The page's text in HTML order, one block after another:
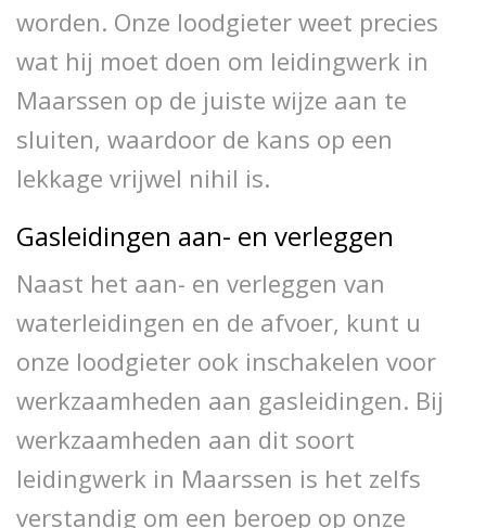
worden. Onze loodgieter weet precies
wat hij moet doen om leidingwerk in
Maarssen op de juiste wijze aan te
sluiten, waardoor de kans op een
lekkage vrijwel nihil is.
Gasleidingen aan- en verleggen
Naast het aan- en verleggen van
waterleidingen en de afvoer, kunt u
onze loodgieter ook inschakelen voor
werkzaamheden aan gasleidingen. Bij
werkzaamheden aan dit soort
leidingwerk in Maarssen is het zelfs
verstandig om een beroep op onze